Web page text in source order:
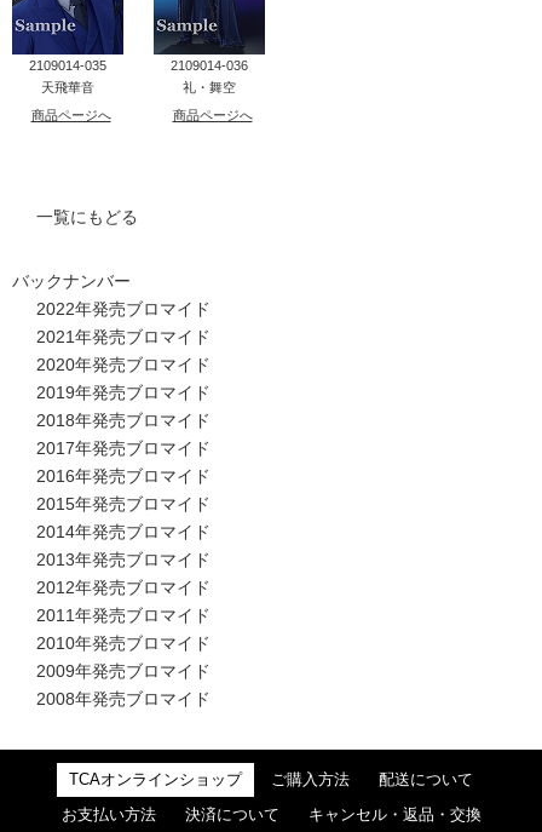
2109014-035
天飛華音
商品ページへ
2109014-036
礼・舞空
商品ページへ
一覧にもどる
バックナンバー
2022年発売ブロマイド
2021年発売ブロマイド
2020年発売ブロマイド
2019年発売ブロマイド
2018年発売ブロマイド
2017年発売ブロマイド
2016年発売ブロマイド
2015年発売ブロマイド
2014年発売ブロマイド
2013年発売ブロマイド
2012年発売ブロマイド
2011年発売ブロマイド
2010年発売ブロマイド
2009年発売ブロマイド
2008年発売ブロマイド
TCAオンラインショップ ご購入方法 配送について
お支払い方法 決済について キャンセル・返品・交換